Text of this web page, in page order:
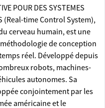
POUR DES SYSTEMES
(Real-time Control System),
cerveau humain, est une
de conception
réel. Développé depuis
robots, machines-
autonomes. Sa
conjointement par les
américaine et le